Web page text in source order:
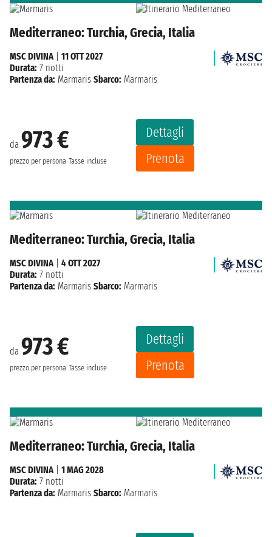
Mediterraneo: Turchia, Grecia, Italia
da 973 €
prezzo per persona Tasse incluse
Dettagli
Prenota
MSC DIVINA| 11 OTT 2027
Durata: 7 notti
Partenza da: Marmaris Sbarco: Marmaris
Mediterraneo: Turchia, Grecia, Italia
da 973 €
prezzo per persona Tasse incluse
Dettagli
Prenota
MSC DIVINA| 4 OTT 2027
Durata: 7 notti
Partenza da: Marmaris Sbarco: Marmaris
Mediterraneo: Turchia, Grecia, Italia
MSC DIVINA| 1 MAG 2028
Durata: 7 notti
Partenza da: Marmaris Sbarco: Marmaris